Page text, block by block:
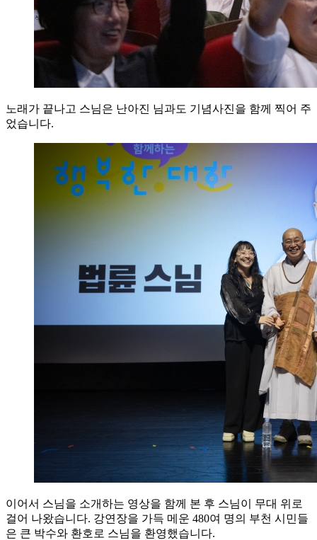
노래가 끝나고 스님은 난아진 님과도 기념사진을 함께 찍어 주
었습니다.
이어서 스님을 소개하는 영상을 함께 본 후 스님이 무대 위로
걸어 나왔습니다. 강연장을 가득 메운 480여 명의 부천 시민들
은 큰 박수와 환호로 스님을 환영했습니다.